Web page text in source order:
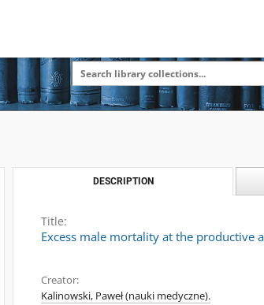
DESCRIPTION
Title:
Excess male mortality at the productive
Creator:
Kalinowski, Paweł (nauki medyczne).